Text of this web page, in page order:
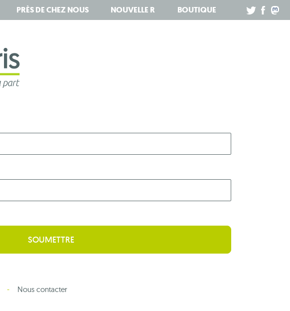
PRÈS DE CHEZ NOUS NOUVELLE R BOUTIQUE
Nous contacter